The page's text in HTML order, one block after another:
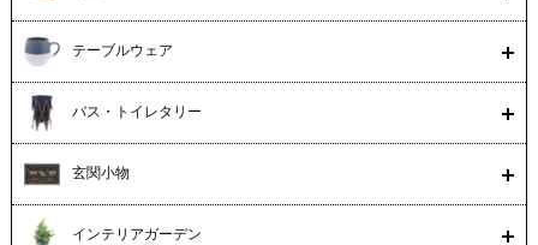
テーブルウェア
バス・トイレタリー
玄関小物
インテリアガーデン